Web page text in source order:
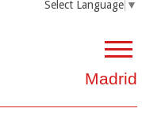
Select Language ▼
Madrid